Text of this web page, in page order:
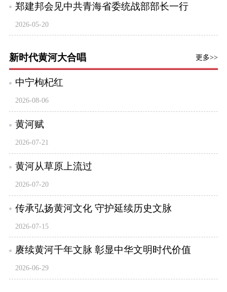
郑建邦会见中共青海省委统战部部长一行
2026-05-20
新时代黄河大合唱 更多>>
中宁枸杞红
2026-08-06
黄河赋
2026-07-21
黄河从草原上流过
2026-07-20
传承弘扬黄河文化 守护延续历史文脉
2026-07-15
赓续黄河千年文脉 彰显中华文明时代价值
2026-06-29